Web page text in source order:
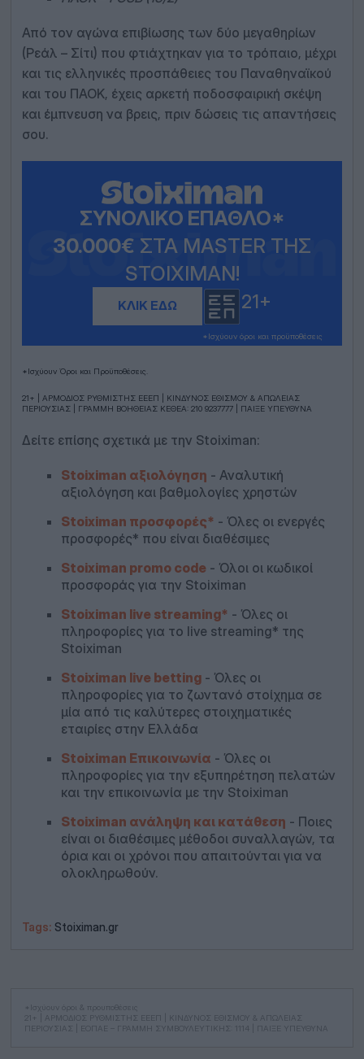
Από τον αγώνα επιβίωσης των δύο μεγαθηρίων
(Ρεάλ – Σίτι) που φτιάχτηκαν για το τρόπαιο, μέχρι
και τις ελληνικές προσπάθειες του Παναθηναϊκού
και του ΠΑΟΚ, έχεις αρκετή ποδοσφαιρική σκέψη
και έμπνευση να βρεις, πριν δώσεις τις απαντήσεις
σου.
ΣΥΝΟΛΙΚΌ ΈΠΑΘΛΟ*
30.000€ ΣΤΑ MASTER ΤΗΣ
STOIXIMAN!
ΚΛΙΚ ΕΔΏ 21+
*Iσχύουν όροι και προϋποθέσεις
*Ισχύουν Όροι και Προϋποθέσεις.
21+ | ΑΡΜΟΔΙΟΣ ΡΥΘΜΙΣΤΗΣ ΕΕΕΠ | ΚΙΝΔΥΝΟΣ ΕΘΙΣΜΟΥ & ΑΠΩΛΕΙΑΣ
ΠΕΡΙΟΥΣΙΑΣ | ΓΡΑΜΜΗ ΒΟΗΘΕΙΑΣ ΚΕΘΕΑ: 210 9237777 | ΠΑΙΞΕ ΥΠΕΥΘΥΝΑ
Δείτε επίσης σχετικά με την Stoiximan:
Stoiximan αξιολόγηση - Αναλυτική
αξιολόγηση και βαθμολογίες χρηστών
Stoiximan προσφορές* - Όλες οι ενεργές
προσφορές* που είναι διαθέσιμες
Stoiximan promo code- Όλοι οι κωδικοί
προσφοράς για την Stoiximan
Stoiximan live streaming* - Όλες οι
πληροφορίες για το live streaming* της
Stoiximan
Stoiximan live betting- Όλες οι
πληροφορίες για το ζωντανό στοίχημα σε
μία από τις καλύτερες στοιχηματικές
εταιρίες στην Ελλάδα
Stoiximan Επικοινωνία - Όλες οι
πληροφορίες για την εξυπηρέτηση πελατών
και την επικοινωνία με την Stoiximan
Stoiximan ανάληψη και κατάθεση - Ποιες
είναι οι διαθέσιμες μέθοδοι συναλλαγών, τα
όρια και οι χρόνοι που απαιτούνται για να
ολοκληρωθούν.
Tags: Stoiximan.gr
*Ισχύουν όροι & προυποθέσεις
21+ | ΑΡΜΟΔΙΟΣ ΡΥΘΜΙΣΤΗΣ ΕΕΕΠ | ΚΙΝΔΥΝΟΣ ΕΘΙΣΜΟΥ & ΑΠΩΛΕΙΑΣ
ΠΕΡΙΟΥΣΙΑΣ | ΕΟΠΑΕ – ΓΡΑΜΜΗ ΣΥΜΒΟΥΛΕΥΤΙΚΗΣ: 1114 | ΠΑΙΞΕ ΥΠΕΥΘΥΝΑ